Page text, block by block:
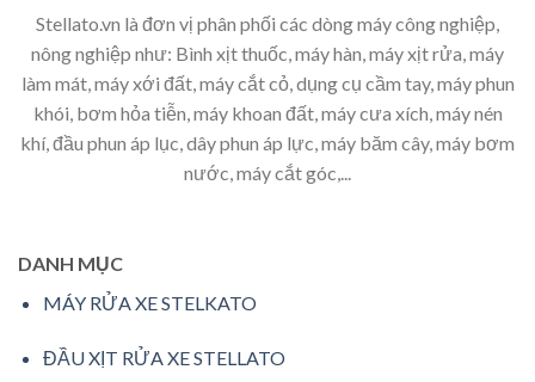
Stellato.vn là đơn vị phân phối các dòng máy công nghiệp,
nông nghiệp như: Bình xịt thuốc, máy hàn, máy xịt rửa, máy
làm mát, máy xới đất, máy cắt cỏ, dụng cụ cầm tay, máy phun
khói, bơm hỏa tiễn, máy khoan đất, máy cưa xích, máy nén
khí, đầu phun áp lục, dây phun áp lực, máy băm cây, máy bơm
nước, máy cắt góc,...
DANH MỤC
MÁY RỬA XE STELKATO
ĐẦU XỊT RỬA XE STELLATO